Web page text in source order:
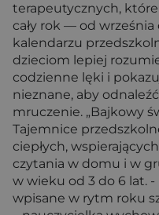
terapeutycznych,
cały rok — od września
kalendarzu
dzieciom lepiej
codzienne lęki i
nieznane, aby
mruczenie. „Bajkowy
Tajemnice
ciepłych,
czytania w domu i w
w wieku od 3 do 6 lat.
wpisane w rytm roku